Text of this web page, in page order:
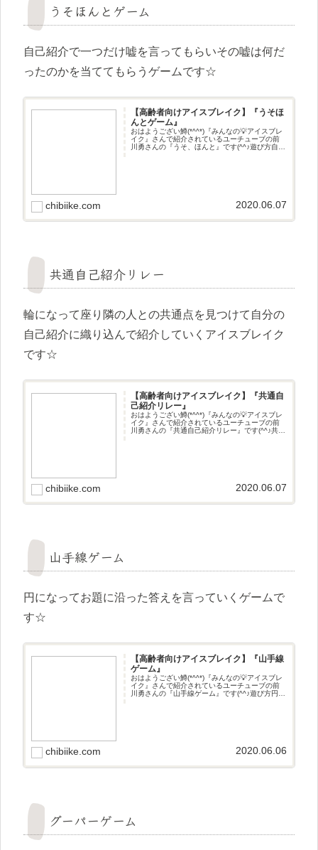
うそほんとゲーム
自己紹介で一つだけ嘘を言ってもらいその嘘は何だ
ったのかを当ててもらうゲームです☆
【高齢者向けアイスブレイク】『うそほ
んとゲーム』
おはようござい鱒(*^^*)『みんなの💡アイスブレ
イク』さんで紹介されているユーチューブの前
川勇さんの『うそ、ほんと』です(^^♪遊び方自己
chibiike.com 2020.06.07
共通自己紹介リレー
輪になって座り隣の人との共通点を見つけて自分の
自己紹介に織り込んで紹介していくアイスブレイク
です☆
【高齢者向けアイスブレイク】『共通自
己紹介リレー』
おはようござい鱒(*^^*)『みんなの💡アイスブレ
イク』さんで紹介されているユーチューブの前
川勇さんの『共通自己紹介リレー』です(^^♪共通
chibiike.com 2020.06.07
山手線ゲーム
円になってお題に沿った答えを言っていくゲームで
す☆
【高齢者向けアイスブレイク】『山手線
ゲーム』
おはようござい鱒(*^^*)『みんなの💡アイスブレ
イク』さんで紹介されているユーチューブの前
川勇さんの『山手線ゲーム』です(^^♪遊び方円に
chibiike.com 2020.06.06
グーパーゲーム